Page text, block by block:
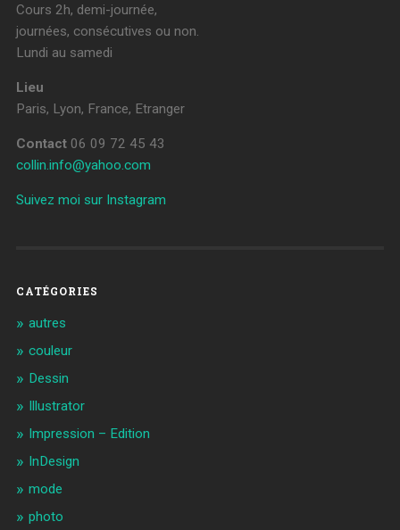
Cours 2h, demi-journée,
journées, consécutives ou non.
Lundi au samedi
Lieu
Paris, Lyon, France, Etranger
Contact 06 09 72 45 43
collin.info@yahoo.com
Suivez moi sur Instagram
CATÉGORIES
autres
couleur
Dessin
Illustrator
Impression – Edition
InDesign
mode
photo